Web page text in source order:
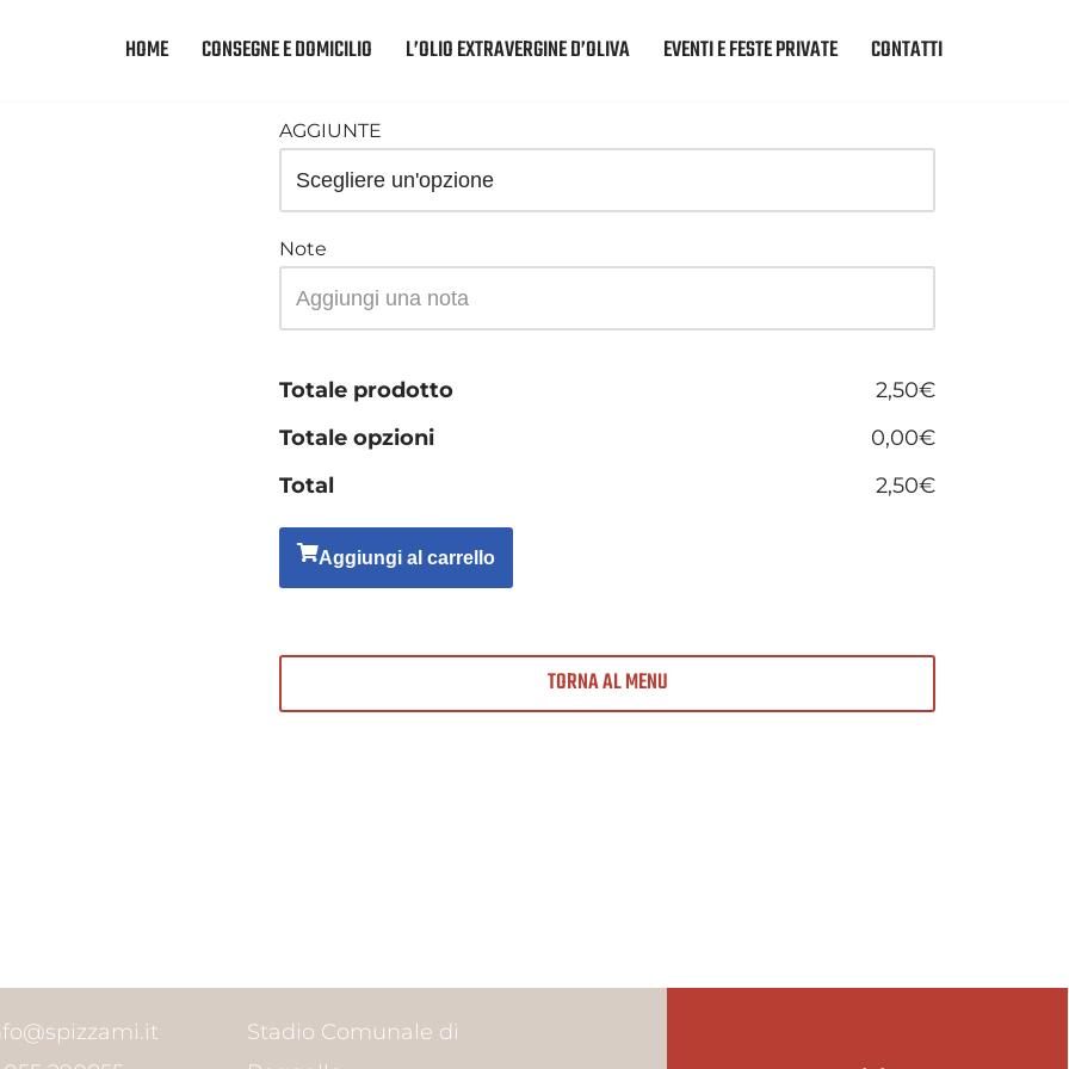
HOME CONSEGNE E DOMICILIO L’OLIO EXTRAVERGINE D’OLIVA EVENTI E FESTE PRIVATE CONTATTI
AGGIUNTE
Note
Totale prodotto
2,50€
Totale opzioni
0,00€
Total
2,50€
Aggiungi al carrello
TORNA AL MENU
Stadio Comunale di